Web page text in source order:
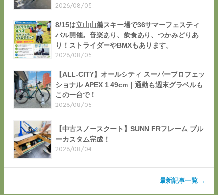
2026/08/05
8/15は立山山麓スキー場で36サマーフェスティ
バル開催。音楽あり、飲食あり、つかみどりあ
り！ストライダーやBMXもあります。
2026/08/05
【ALL-CITY】オールシティ スーパープロフェッ
ショナル APEX 1 49cm｜通勤も週末グラベルも
この一台で！
2026/08/05
【中古スノースクート】SUNN FRフレーム ブル
ーカスタム完成！
2026/08/04
最新記事一覧 →